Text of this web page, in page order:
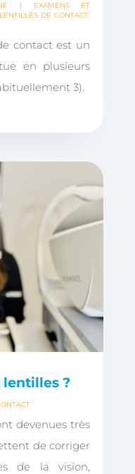
|
EXAMENS ET
LENTILLES DE CONTACT,
contact est un
en plusieurs
3).
lentilles ?
devenues très
de corriger
de la vision,